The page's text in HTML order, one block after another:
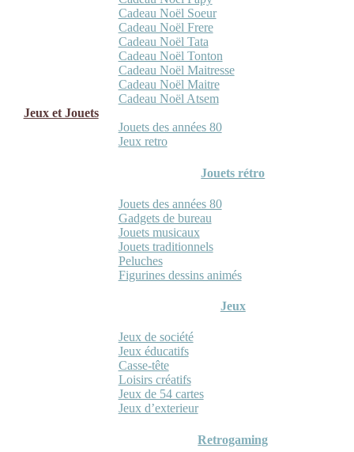
Cadeau Noël Soeur
Cadeau Noël Frere
Cadeau Noël Tata
Cadeau Noël Tonton
Cadeau Noël Maitresse
Cadeau Noël Maitre
Cadeau Noël Atsem
Jeux et Jouets
Jouets des années 80
Jeux retro
Jouets rétro
Jouets des années 80
Gadgets de bureau
Jouets musicaux
Jouets traditionnels
Peluches
Figurines dessins animés
Jeux
Jeux de société
Jeux éducatifs
Casse-tête
Loisirs créatifs
Jeux de 54 cartes
Jeux d’exterieur
Retrogaming